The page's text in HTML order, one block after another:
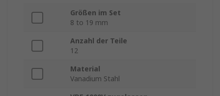
Größen im Set
8 to 19 mm
Anzahl der Teile
12
Material
Vanadium Stahl